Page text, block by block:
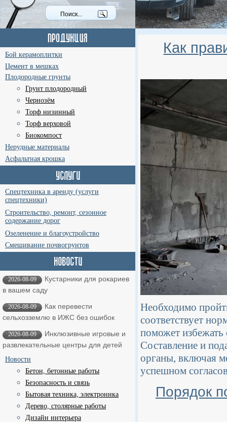
Бой керамоплитки
Цемент в мешках
Плодородные грунты
Грунт плодородный
Чернозём
Торф низинный
Торф верховой
Биокомпост
Нерудные материалы
Асфальтная крошка
Спецтехника в аренду (услуги
спецтехники)
Строительство, ремонт, сезонное
содержание дорог
Озеленение и благоустройство
Смешивание почвогрунтов
2026-08-09
Кустарники для рокариев
в вашем саду
2026-08-09
Как перевести
сельхозземлю в ИЖС без ошибок
2026-08-09
Инклюзивные игровые и
развлекательные центры для детей
Новости
Бетон, бетонные работы
Безопасность и связь
Бытовая техника, электроника
Дерево, столярные работы
Дизайн интерьера
Как
Необходимо
соответствует
поможет избежать
Составление и
органы, включая
успешном
Порядок